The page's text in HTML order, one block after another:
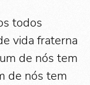
todos
vida fraterna
de nós tem
de nós tem